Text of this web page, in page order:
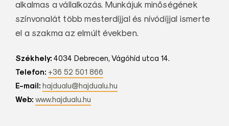
alkalmas a vállalkozás. Munkájuk minőségének
színvonalát több mesterdíjjal és nívódíjjal ismerte
el a szakma az elmúlt években.
Székhely: 4034 Debrecen, Vágóhíd utca 14.
Telefon: +36 52 501 866
E-mail: hajdualu@hajdualu.hu
Web: www.hajdualu.hu